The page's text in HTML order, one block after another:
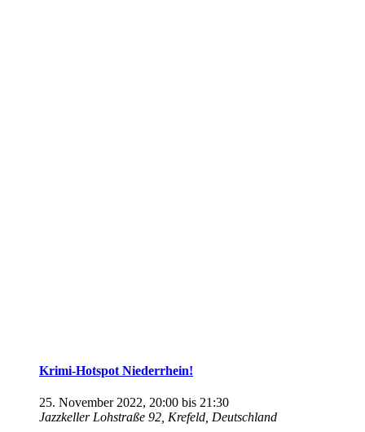
Krimi-Hotspot Niederrhein!
25. November 2022, 20:00 bis 21:30
Jazzkeller Lohstraße 92, Krefeld, Deutschland